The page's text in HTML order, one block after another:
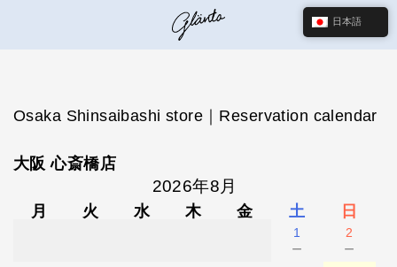
Osaka Shinsaibashi store｜Reservation calendar
大阪 心斎橋店
2026年8月
月 火 水 木 金 土 日
1
－
2
－
日本語